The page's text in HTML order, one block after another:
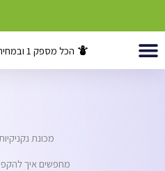
הכל מספק 1 ובמחיר משתלם
מכונת
מחפשים איך